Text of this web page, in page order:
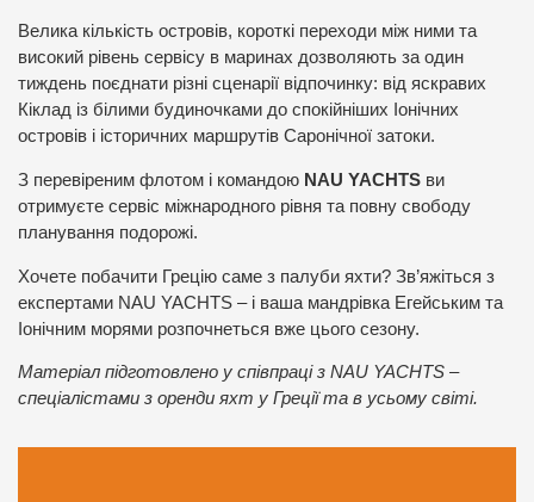
Велика кількість островів, короткі переходи між ними та
високий рівень сервісу в маринах дозволяють за один
тиждень поєднати різні сценарії відпочинку: від яскравих
Кіклад із білими будиночками до спокійніших Іонічних
островів і історичних маршрутів Саронічної затоки.
З перевіреним флотом і командою NAU YACHTS ви
отримуєте сервіс міжнародного рівня та повну свободу
планування подорожі.
Хочете побачити Грецію саме з палуби яхти? Зв’яжіться з
експертами NAU YACHTS – і ваша мандрівка Егейським та
Іонічним морями розпочнеться вже цього сезону.
Матеріал підготовлено у співпраці з NAU YACHTS –
спеціалістами з оренди яхт у Греції та в усьому світі.